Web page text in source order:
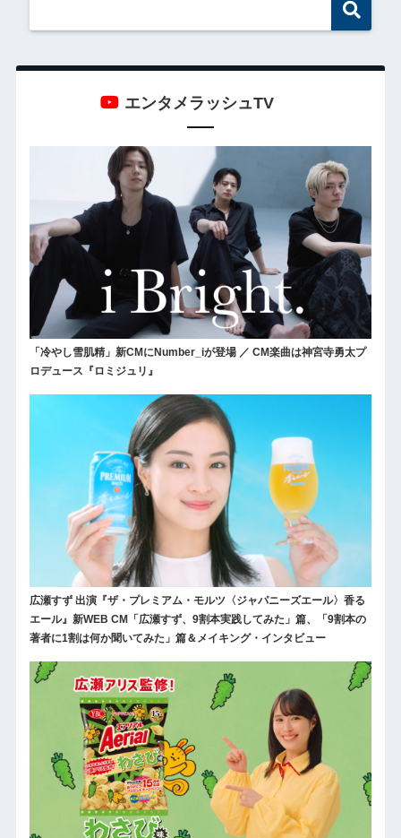
エンタメラッシュTV
「冷やし雪肌精」新CMにNumber_iが登場 ／ CM楽曲は神宮寺勇太プ
ロデュース『ロミジュリ』
広瀬すず 出演『ザ・プレミアム・モルツ〈ジャパニーズエール〉香る
エール』新WEB CM「広瀬すず、9割本実践してみた」篇、「9割本の
著者に1割は何か聞いてみた」篇＆メイキング・インタビュー